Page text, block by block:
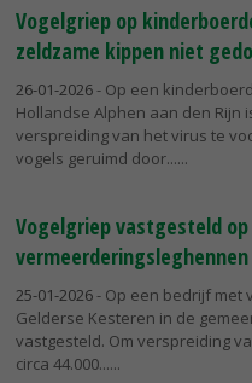
Vogelgriep op
zeldzame kippen niet
26-01-2026- Op een
Hollandse Alphen aan den Rijn
verspreiding van het virus te
vogels geruimd door...
Vogelgriep vastgesteld
25-01-2026- Op een bedrijf met
Gelderse Kesteren in de
vastgesteld. Om verspreiding
circa 44.000...